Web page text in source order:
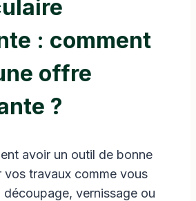
: comment
offre
?
avoir un outil de bonne
vos travaux comme vous
découpage, vernissage ou